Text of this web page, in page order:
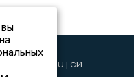
| СИ